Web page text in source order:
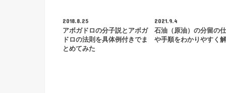
2018.8.25
アボガドロの分子説とアボガ
ドロの法則を具体例付きでま
とめてみた
2021.9.4
石油（原油）の分留の
や手順をわかりやすく